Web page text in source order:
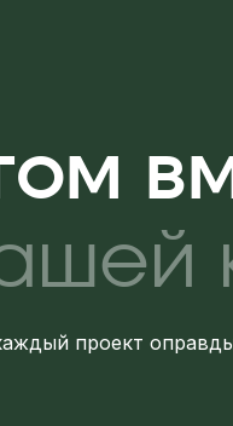
проект